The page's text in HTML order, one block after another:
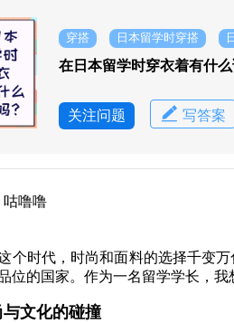
穿搭 日本留学时穿搭
在日本留学时穿衣着有什么
关注问题 写答案
咕噜噜
个时代，时尚和面料的选择千变
位的国家。作为一名留学学长，
与文化的碰撞